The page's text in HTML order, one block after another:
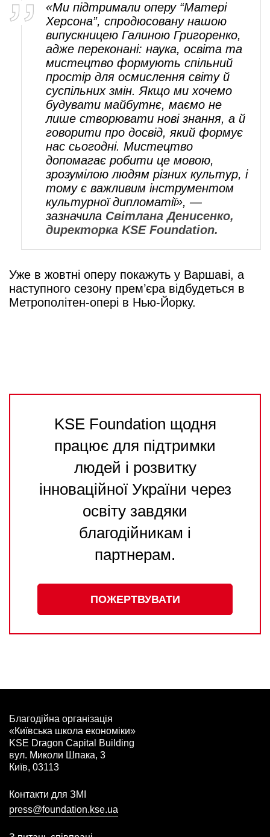
«Ми підтримали оперу “Матері
Херсона”, спродюсовану нашою
випускницею Галиною Григоренко,
адже переконані: наука, освіта та
мистецтво формують спільний
простір для осмислення світу й
суспільних змін. Якщо ми хочемо
будувати майбутнє, маємо не
лише створювати нові знання, а й
говорити про досвід, який формує
нас сьогодні. Мистецтво
допомагає робити це мовою,
зрозумілою людям різних культур, і
тому є важливим інструментом
культурної дипломатії», —
зазначила Світлана Денисенко,
директорка KSE Foundation.
Уже в жовтні оперу покажуть у Варшаві, а
наступного сезону прем’єра відбудеться в
Метрополітен-опері в Нью-Йорку.
KSE Foundation щодня
працює для підтримки
людей і розвитку
інноваційної України через
освіту завдяки
благодійникам і
партнерам.
ПОЖЕРТВУВАТИ
Благодійна організація
«Київська школа економіки»
KSE Dragon Capital Building
вул. Миколи Шпака, 3
Київ, 03113
Контакти для ЗМІ
press@foundation.kse.ua